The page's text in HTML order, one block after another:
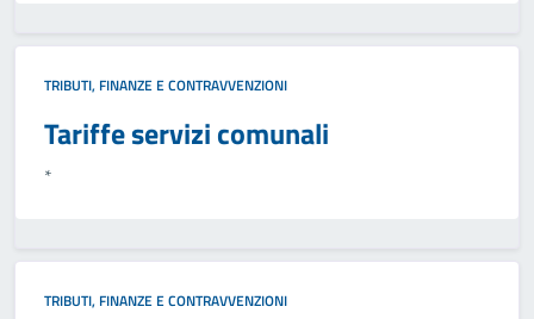
TRIBUTI, FINANZE E CONTRAVVENZIONI
Tariffe servizi comunali
*
TRIBUTI, FINANZE E CONTRAVVENZIONI